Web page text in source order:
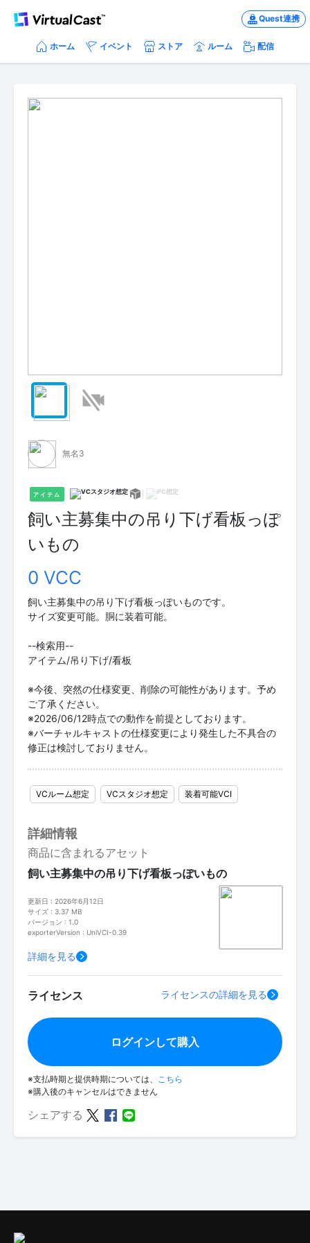
Quest連携
ホーム イベント ストア ルーム 配信
無名3
アイテム
飼い主募集中の吊り下げ看板っぽ
いもの
0 VCC
飼い主募集中の吊り下げ看板っぽいものです。
サイズ変更可能。胴に装着可能。
--検索用--
アイテム/吊り下げ/看板
※今後、突然の仕様変更、削除の可能性があります。予め
ご了承ください。
※2026/06/12時点での動作を前提としております。
※バーチャルキャストの仕様変更により発生した不具合の
修正は検討しておりません。
VCルーム想定 VCスタジオ想定 装着可能VCI
詳細情報
商品に含まれるアセット
飼い主募集中の吊り下げ看板っぽいもの
更新日 : 2026年6月12日
サイズ : 3.37 MB
バージョン : 1.0
exporterVersion : UniVCI-0.39
詳細を見る
ライセンス ライセンスの詳細を見る
ログインして購入
※支払時期と提供時期については、 こちら
※購入後のキャンセルはできません
シェアする